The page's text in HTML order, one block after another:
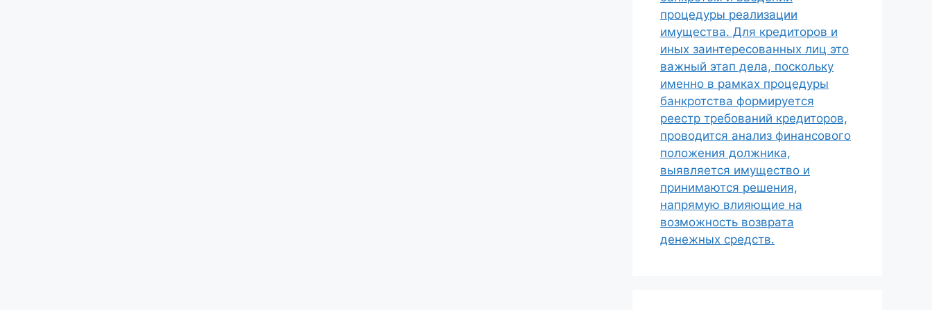
процедуры реализации
имущества. Для кредиторов и
иных заинтересованных лиц это
важный этап дела, поскольку
именно в рамках процедуры
банкротства формируется
реестр требований кредиторов,
проводится анализ финансового
положения должника,
выявляется имущество и
принимаются решения,
напрямую влияющие на
возможность возврата
денежных средств.